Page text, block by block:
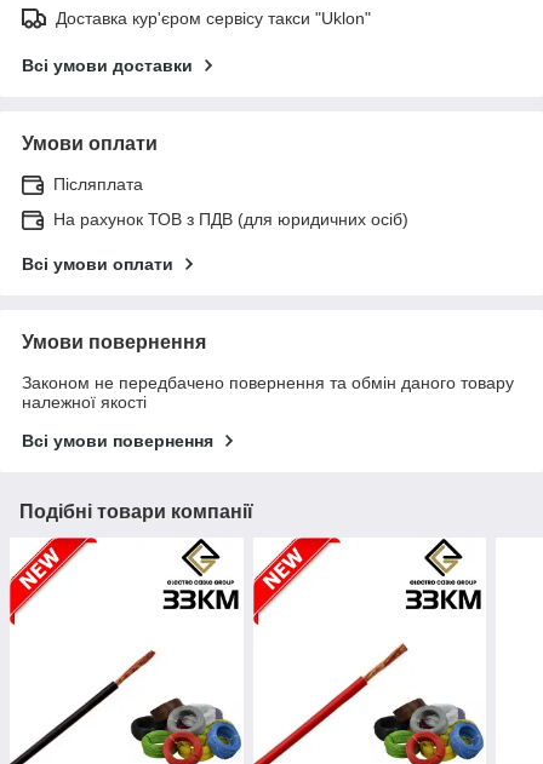
Доставка кур'єром сервісу такси "Uklon"
Всі умови доставки
Умови оплати
Післяплата
На рахунок ТОВ з ПДВ (для юридичних осіб)
Всі умови оплати
Умови повернення
Законом не передбачено повернення та обмін даного товару
належної якості
Всі умови повернення
Подібні товари компанії